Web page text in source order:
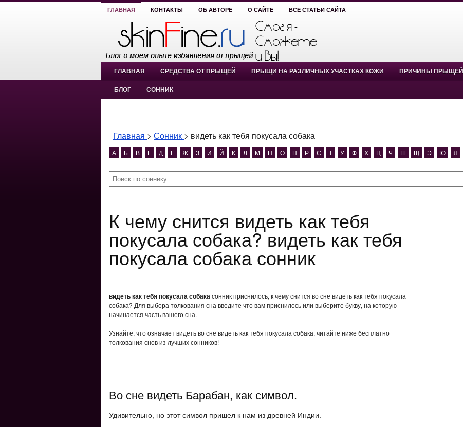
ГЛАВНАЯ КОНТАКТЫ ОБ АВТОРЕ О САЙТЕ ВСЕ СТАТЬИ САЙТА
ГЛАВНАЯ СРЕДСТВА ОТ ПРЫЩЕЙ ПРЫЩИ НА РАЗЛИЧНЫХ УЧАСТКАХ КОЖИ ПРИЧИНЫ ПРЫЩЕЙ
БЛОГ СОННИК
Главная > Сонник > видеть как тебя покусала собака
А Б В Г Д Е Ж З И Й К Л М Н О П Р С Т У Ф Х Ц Ч Ш Щ Э Ю Я
К чему снится видеть как тебя
покусала собака? видеть как тебя
покусала собака сонник
видеть как тебя покусала собакасонник приснилось, к чему снится во сне видеть как тебя покусала
собака? Для выбора толкования сна введите что вам приснилось или выберите букву, на которую
начинается часть вашего сна.
Узнайте, что означает видеть во сне видеть как тебя покусала собака, читайте ниже бесплатно
толкования снов из лучших сонников!
Во сне видеть Барабан, как символ.
Удивительно, но этот символ пришел к нам из древней Индии.